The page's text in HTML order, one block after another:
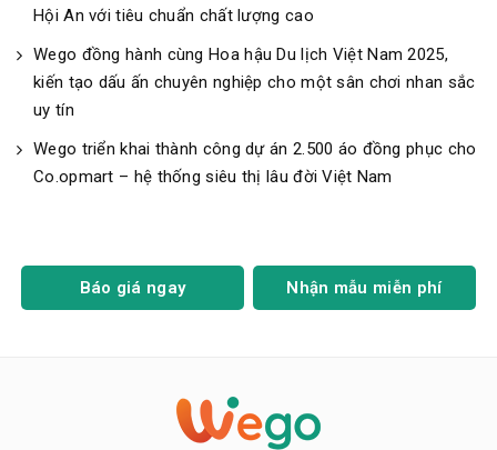
Hội An với tiêu chuẩn chất lượng cao
Wego đồng hành cùng Hoa hậu Du lịch Việt Nam 2025,
kiến tạo dấu ấn chuyên nghiệp cho một sân chơi nhan sắc
uy tín
Wego triển khai thành công dự án 2.500 áo đồng phục cho
Co.opmart – hệ thống siêu thị lâu đời Việt Nam
Báo giá ngay Nhận mẫu miễn phí